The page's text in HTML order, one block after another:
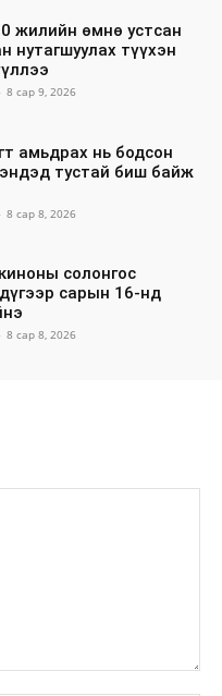
жилийн өмнө устсан
нутагшуулах түүхэн
- 8 сар 9, 2026
амьдрах нь бодсон
тустай биш байж
- 8 сар 8, 2026
солонгос
сарын 16-нд
- 8 сар 8, 2026